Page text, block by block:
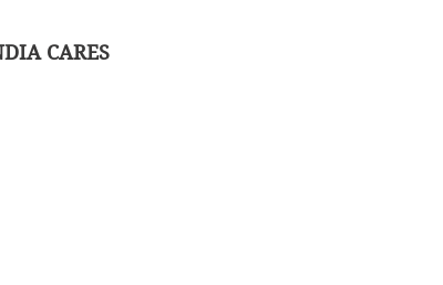
CARES